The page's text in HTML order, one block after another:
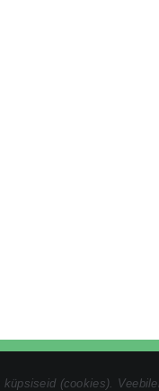
|
küpsiseid (cookies).